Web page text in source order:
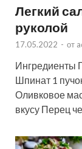
Легкий
руколой
17.05.2022 - от
Ингредиенты
Шпинат 1
Оливковое
вкусу Перец